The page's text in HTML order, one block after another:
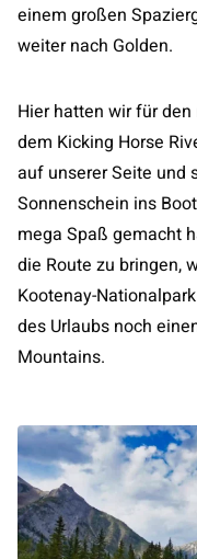
einem großen
weiter nach Golden.
Hier hatten wir für
dem Kicking Horse
auf unserer Seite und
Sonnenschein ins
mega Spaß gemacht
die Route zu bringen,
Kootenay-
des Urlaubs noch
Mountains.